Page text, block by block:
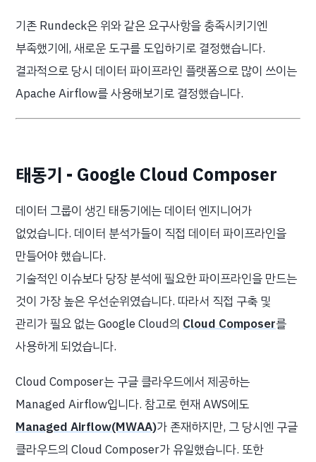
기존 Rundeck은 위와 같은 요구사항을 충족시키기엔
부족했기에, 새로운 도구를 도입하기로 결정했습니다.
결과적으로 당시 데이터 파이프라인 플랫폼으로 많이 쓰이는
Apache Airflow를 사용해보기로 결정했습니다.
태동기 - Google Cloud Composer
데이터 그룹이 생긴 태동기에는 데이터 엔지니어가
없었습니다. 데이터 분석가들이 직접 데이터 파이프라인을
만들어야 했습니다.
기술적인 이슈보다 당장 분석에 필요한 파이프라인을 만드는
것이 가장 높은 우선순위였습니다. 따라서 직접 구축 및
관리가 필요 없는 Google Cloud의 Cloud Composer를
사용하게 되었습니다.
Cloud Composer는 구글 클라우드에서 제공하는
Managed Airflow입니다. 참고로 현재 AWS에도
Managed Airflow(MWAA)가 존재하지만, 그 당시엔 구글
클라우드의 Cloud Composer가 유일했습니다. 또한